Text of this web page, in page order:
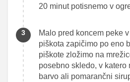
20 minut potisnemo v
Malo pred koncem peke
piškota zapičimo po eno
piškote zložimo na
posebno skledo, v katero
barvo ali pomarančni